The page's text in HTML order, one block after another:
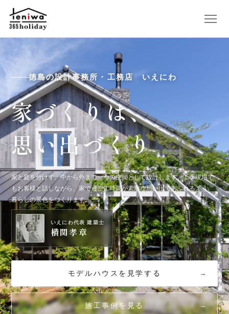
徳島の設計事務所・工務店 いえにわ
家づくりは、
思い出づくり
家と庭を分けず、中から外まで一つの空間として設計します。工事現場で
もお客様と話しながら、家で過ごす時間が素敵な思い出であふれるよう、
暮らしの景色をつくります。
いえにわ代表 建築士
横関孝章
モデルハウスを見学する
施工事例を見る